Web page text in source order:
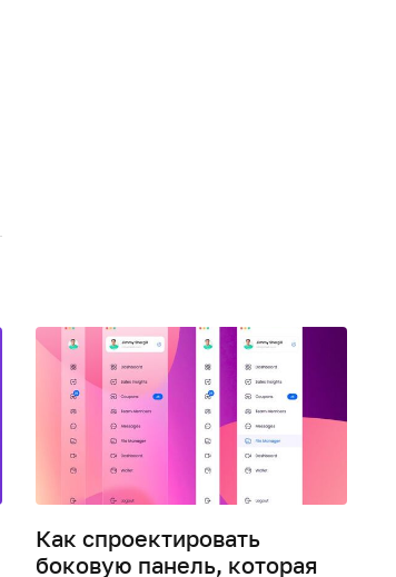
Как спроектировать
боковую панель, которая